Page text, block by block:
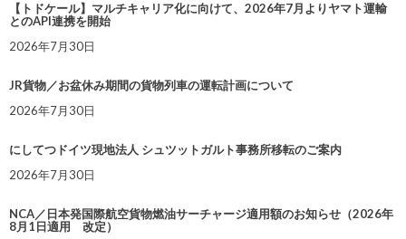
【トドケール】マルチキャリア化に向けて、2026年7月よりヤマト運輸
とのAPI連携を開始
2026年7月30日
JR貨物／お盆休み期間の貨物列車の運転計画について
2026年7月30日
にしてつドイツ現地法人 シュツットガルト事務所移転のご案内
2026年7月30日
NCA／日本発国際航空貨物燃油サーチャージ適用額のお知らせ（2026年
8月1日適用 改定）